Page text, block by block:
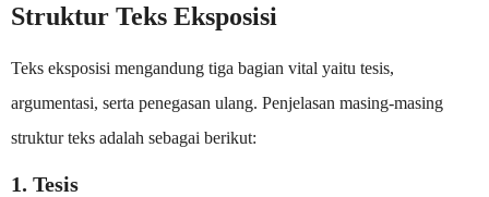
Struktur Teks Eksposisi
Teks eksposisi mengandung tiga bagian vital yaitu tesis,
argumentasi, serta penegasan ulang. Penjelasan masing-masing
struktur teks adalah sebagai berikut:
1. Tesis